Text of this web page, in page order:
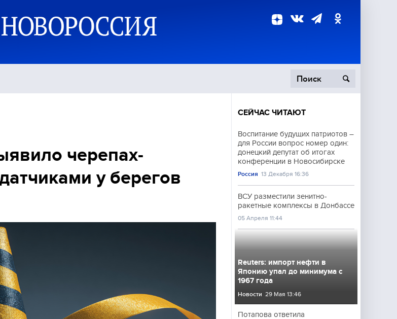
Происшествия
черепах-
у берегов
СЕЙЧАС ЧИТАЮТ
Воспитание будущих патриотов –
для России вопрос номер один:
донецкий депутат об итогах
конференции в Новосибирске
Россия 13 Декабря 16:36
ВСУ разместили зенитно-
ракетные комплексы в Донбассе
05 Апреля 11:44
Reuters: импорт нефти в
Японию упал до минимума с
1967 года
Новости 29 Мая 13:46
Потапова ответила